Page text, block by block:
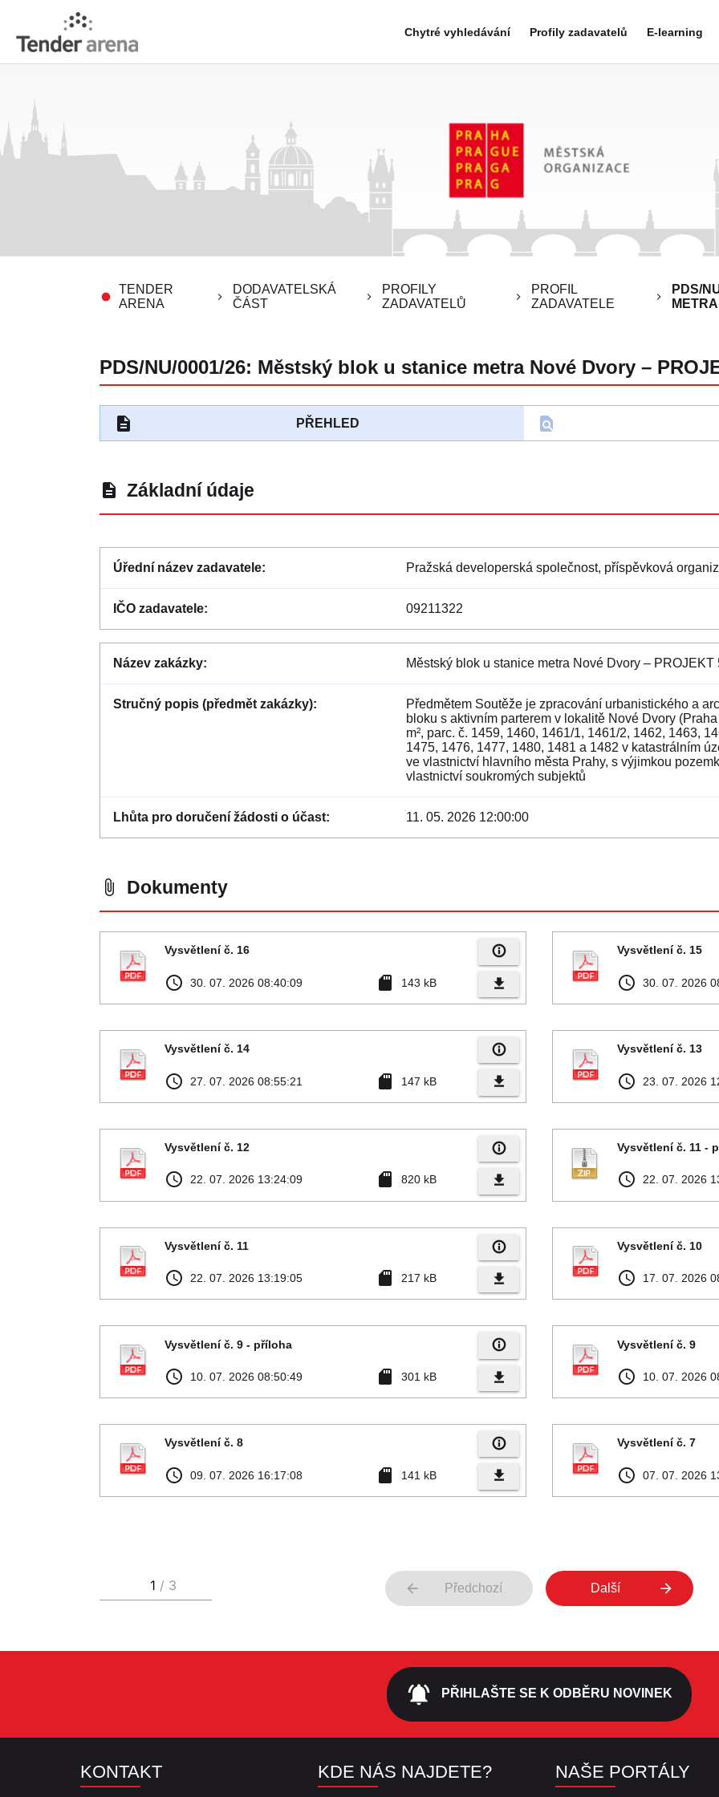
Chytré vyhledávání Profily zadavatelů E-learning
fiber_manual_record
TENDER
ARENA
keyboard_arrow_right
DODAVATELSKÁ
ČÁST
keyboard_arrow_right
PROFILY
ZADAVATELŮ
keyboard_arrow_right
PROFIL
ZADAVATELE
keyboard_arrow_right
PDS/
PDS/NU/0001/26: Městský blok u stanice metra Nové Dvory –
description PŘEHLED find_in_page
description Základní údaje
Úřední název zadavatele Pražská developerská společnost, příspěvková
IČO zadavatele 09211322
Název zakázky Městský blok u stanice metra Nové Dvory – PROJEKT
Stručný popis (předmět zakázky)
Předmětem Soutěže je zpracování urbanistického a
bloku s aktivním parterem v lokalitě Nové Dvory
m², parc. č. 1459, 1460, 1461/1, 1461/2, 1462, 1463,
1475, 1476, 1477, 1480, 1481 a 1482 v katastrálním
ve vlastnictví hlavního města Prahy, s výjimkou
vlastnictví soukromých subjektů
Lhůta pro doručení žádosti o účast 11. 05. 2026 12:00:00
attach_file Dokumenty
Vysvětlení č. 16
access_time 30. 07. 2026 08:40:09 sd_card 143 kB
info_outline
file_download
Vysvětlení č. 15
access_time 30. 07. 2026
Vysvětlení č. 14
access_time 27. 07. 2026 08:55:21 sd_card 147 kB
info_outline
file_download
Vysvětlení č. 13
access_time 23. 07. 2026
Vysvětlení č. 12
access_time 22. 07. 2026 13:24:09 sd_card 820 kB
info_outline
file_download
Vysvětlení č. 11 -
access_time 22. 07. 2026
Vysvětlení č. 11
access_time 22. 07. 2026 13:19:05 sd_card 217 kB
info_outline
file_download
Vysvětlení č. 10
access_time 17. 07. 2026
Vysvětlení č. 9 - příloha
access_time 10. 07. 2026 08:50:49 sd_card 301 kB
info_outline
file_download
Vysvětlení č. 9
access_time 10. 07. 2026
Vysvětlení č. 8
access_time 09. 07. 2026 16:17:08 sd_card 141 kB
info_outline
file_download
Vysvětlení č. 7
access_time 07. 07. 2026
arrow_back Předchozí Další arrow_forward
notifications_active PŘIHLAŠTE SE K ODBĚRU NOVINEK
KONTAKT KDE NÁS NAJDETE? NAŠE PORTÁLY